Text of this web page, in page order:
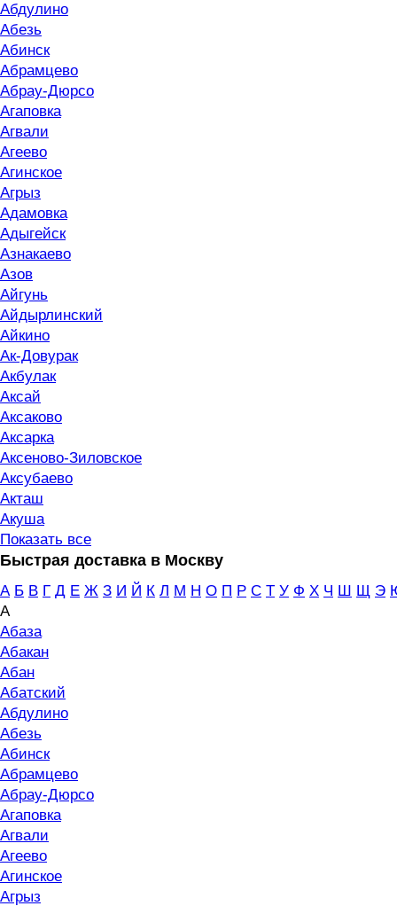
Абдулино
Абезь
Абинск
Абрамцево
Абрау-Дюрсо
Агаповка
Агвали
Агеево
Агинское
Агрыз
Адамовка
Адыгейск
Азнакаево
Азов
Айгунь
Айдырлинский
Айкино
Ак-Довурак
Акбулак
Аксай
Аксаково
Аксарка
Аксеново-Зиловское
Аксубаево
Акташ
Акуша
Показать все
Быстрая доставка в Москву
А Б В Г Д Е Ж З И Й К Л М Н О П Р С Т У Ф Х Ч Ш Щ Э
А
Абаза
Абакан
Абан
Абатский
Абдулино
Абезь
Абинск
Абрамцево
Абрау-Дюрсо
Агаповка
Агвали
Агеево
Агинское
Агрыз